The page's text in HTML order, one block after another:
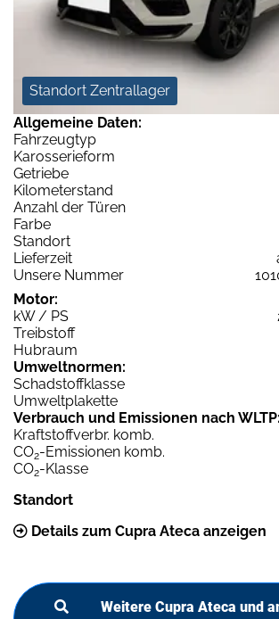
Standort Zentrallager
Allgemeine Daten:
Fahrzeugtyp
Karosserieform
Getriebe
Kilometerstand
Anzahl der Türen
Farbe
Standort
Lieferzeit
Unsere Nummer
Motor:
kW / PS
Treibstoff
Hubraum
Umweltnormen:
Schadstoffklasse
Umweltplakette
Verbrauch und Emissionen nach WLTP:
Kraftstoffverbr. komb.
CO2-Emissionen komb.
CO2-Klasse
Standort
Details zum Cupra Ateca anzeigen
Weitere Cupra Ateca und